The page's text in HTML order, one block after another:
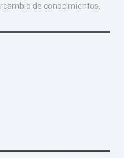
de conocimientos,